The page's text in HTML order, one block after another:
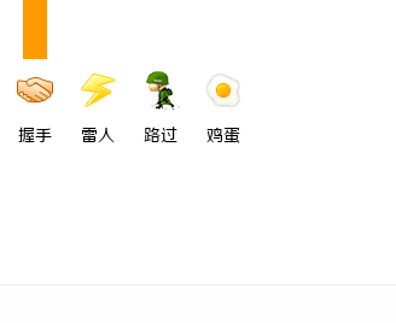
握手 雷人 路过 鸡蛋